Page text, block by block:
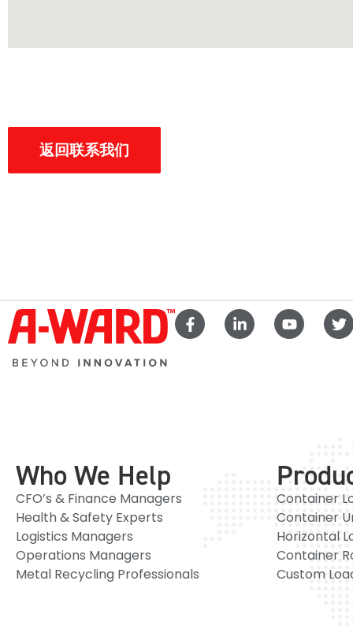
返回联系我们
Who We Help
CFO’s & Finance Managers
Health & Safety Experts
Logistics Managers
Operations Managers
Metal Recycling Professionals
Container
Container
Horizontal
Container
Custom